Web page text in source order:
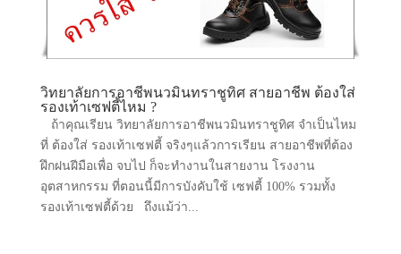
วิทยาลัยการอาชีพนวมินทราชูทิศ สายอาชีพ ต้องใส่
รองเท้าเซฟตี้ไหม ?
ถ้าคุณเรียน วิทยาลัยการอาชีพนวมินทราชูทิศ จำเป็นไหม
ที่ ต้องใส่ รองเท้าเซฟตี้ จริงๆแล้วการเรียน สายอาชีพที่ต้อง
ฝึกฝนฝีมือเพื่อ จบไป ก็จะทำงานในสายงาน โรงงาน
อุตสาหกรรม ที่ตอนนี้มีการบังคับใช้ เซฟตี้ 100% รวมทั้ง
รองเท้าเซฟตี้ด้วย ถึงแม้ว่า...